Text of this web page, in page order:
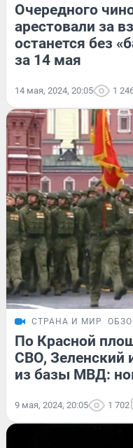
Очередного
арестовали за
останется без
за 14 мая
14 мая, 2024, 20:05 1
СТРАНА И МИР
По Красной
СВО, Зеленский
из базы МВД:
9 мая, 2024, 20:05 1 702